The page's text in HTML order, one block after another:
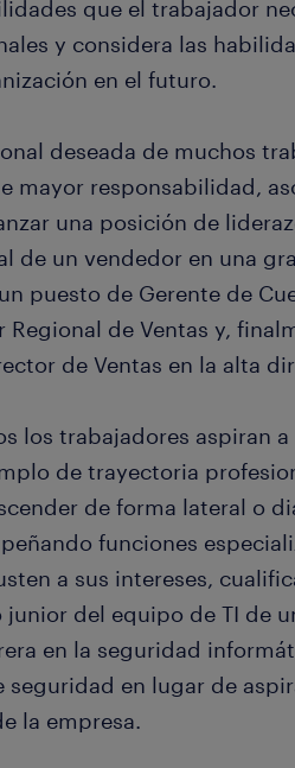
que el trabajador
y considera las
en el futuro.
deseada de muchos
mayor responsabilidad,
una posición de
de un vendedor en una
puesto de Gerente de
de Ventas y,
de Ventas en la alta
los trabajadores aspiran
de trayectoria
de forma lateral o
funciones
a sus intereses,
del equipo de TI de
en la seguridad
en lugar de
la empresa.